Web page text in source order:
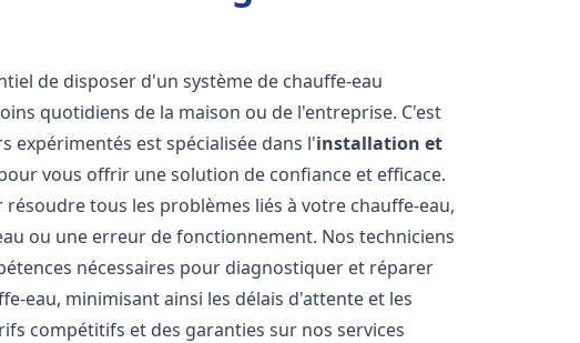
de disposer d'un système de chauffe-eau
quotidiens de la maison ou de l'entreprise. C'est
est spécialisée dans l'installation et
vous offrir une solution de confiance et efficace.
tous les problèmes liés à votre chauffe-eau,
ou une erreur de fonctionnement. Nos techniciens
nécessaires pour diagnostiquer et réparer
eau, minimisant ainsi les délais d'attente et les
compétitifs et des garanties sur nos services